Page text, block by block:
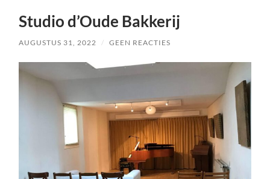
menu
Studio d’Oude Bakkerij
AUGUSTUS 31, 2022 / GEEN REACTIES